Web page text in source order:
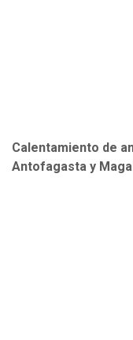
Calentamiento de
Antofagasta y